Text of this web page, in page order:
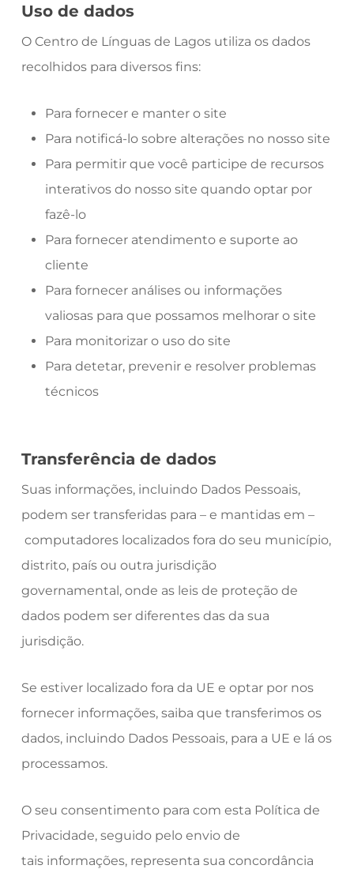
Uso de dados
O Centro de Línguas de Lagos utiliza os dados
recolhidos para diversos fins:
Para fornecer e manter o site
Para notificá-lo sobre alterações no nosso site
Para permitir que você participe de recursos
interativos do nosso site quando optar por
fazê-lo
Para fornecer atendimento e suporte ao
cliente
Para fornecer análises ou informações
valiosas para que possamos melhorar o site
Para monitorizar o uso do site
Para detetar, prevenir e resolver problemas
técnicos
Transferência de dados
Suas informações, incluindo Dados Pessoais,
podem ser transferidas para – e mantidas em –
computadores localizados fora do seu município,
distrito, país ou outra jurisdição
governamental, onde as leis de proteção de
dados podem ser diferentes das da sua
jurisdição.
Se estiver localizado fora da UE e optar por nos
fornecer informações, saiba que transferimos os
dados, incluindo Dados Pessoais, para a UE e lá os
processamos.
O seu consentimento para com esta Política de
Privacidade, seguido pelo envio de
tais informações, representa sua concordância